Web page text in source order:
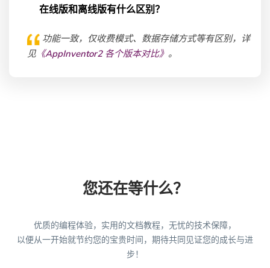
在线版和离线版有什么区别？
功能一致，仅收费模式、数据存储方式等有区别，详
见 《AppInventor2 各个版本对比》 。
您还在等什么？
优质的编程体验，实用的文档教程，无忧的技术保障，
以便从一开始就节约您的宝贵时间，期待共同见证您的成长与进
步！